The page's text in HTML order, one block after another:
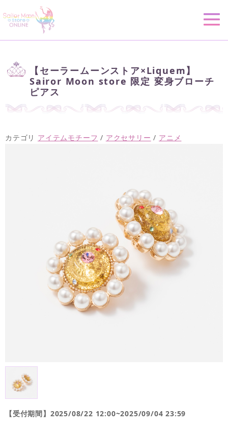
【セーラームーンストア×Liquem】
Sairor Moon store 限定 変身ブローチ
ピアス
カテゴリ アイテムモチーフ / アクセサリー / アニメ
【受付期間】2025/08/22 12:00~2025/09/04 23:59